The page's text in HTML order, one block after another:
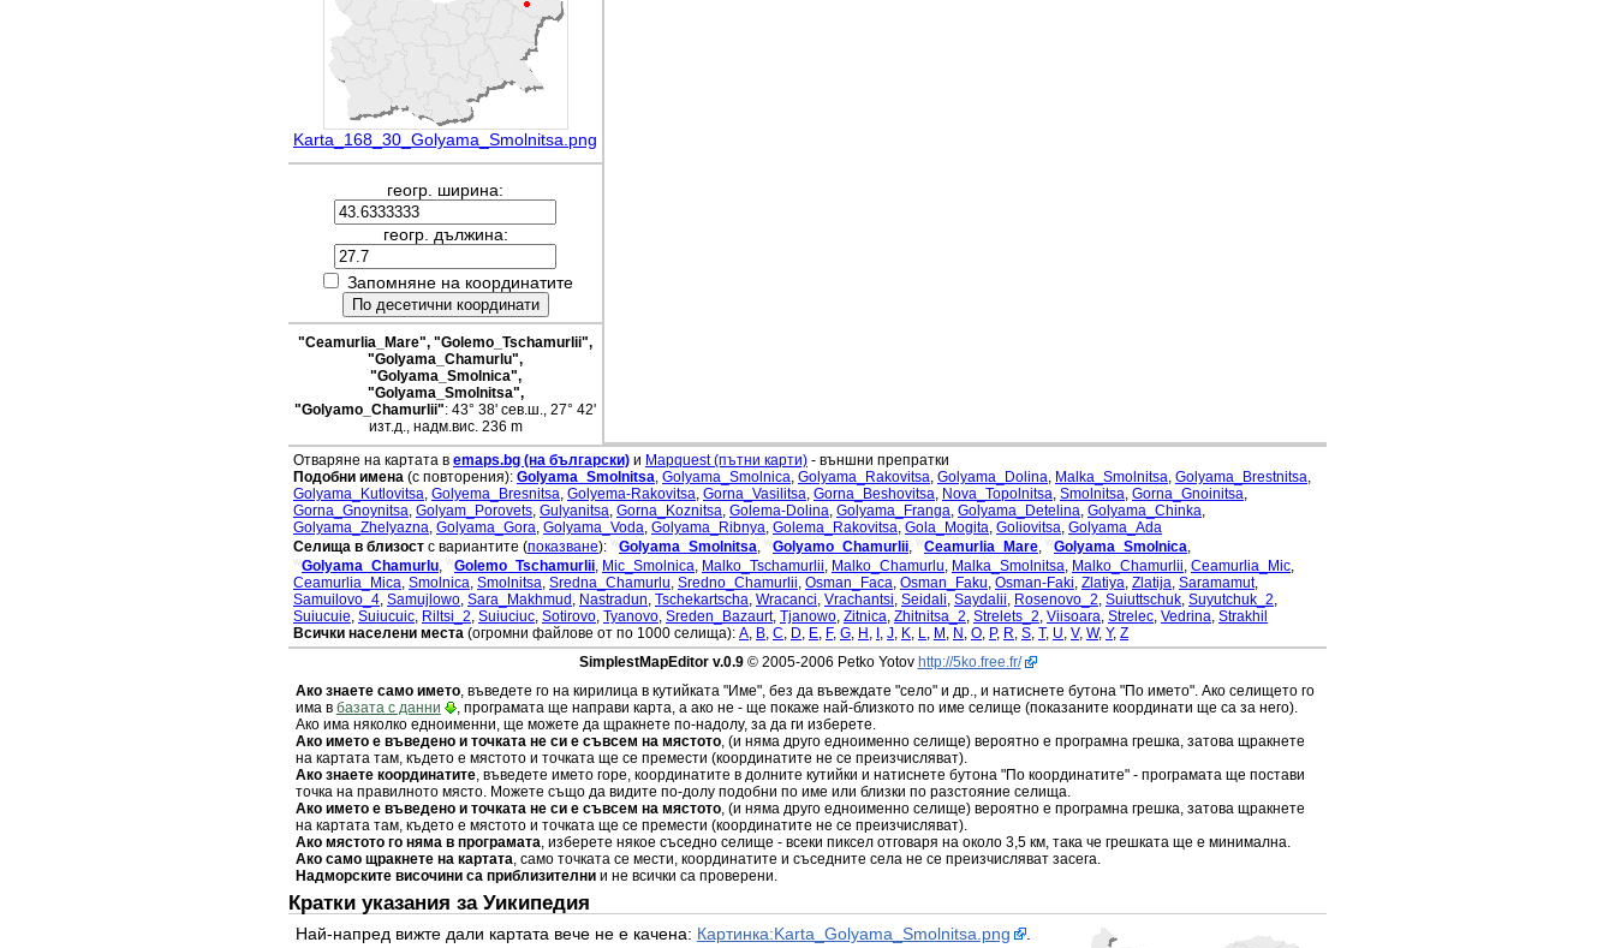
Karta_168_30_Golyama_Smolnitsa.png
геогр. ширина:
геогр. дължина:
Запомняне на координатите
"Ceamurlia_Mare", "Golemo_Tschamurlii",
"Golyama_Chamurlu",
"Golyama_Smolnica",
"Golyama_Smolnitsa",
"Golyamo_Chamurlii": 43° 38' сев.ш., 27° 42'
изт.д., надм.вис. 236 m
Отваряне на картата в emaps.bg (на български) и Mapquest (пътни карти) - външни препратки
Подобни имена (с повторения): Golyama_Smolnitsa, Golyama_Smolnica, Golyama_Rakovitsa, Golyama_Dolina, Malka_Smolnitsa, Golyama_Brestnitsa,
Golyama_Kutlovitsa, Golyema_Bresnitsa, Golyema-Rakovitsa, Gorna_Vasilitsa, Gorna_Beshovitsa, Nova_Topolnitsa, Smolnitsa, Gorna_Gnoinitsa,
Gorna_Gnoynitsa, Golyam_Porovets, Gulyanitsa, Gorna_Koznitsa, Golema-Dolina, Golyama_Franga, Golyama_Detelina, Golyama_Chinka,
Golyama_Zhelyazna, Golyama_Gora, Golyama_Voda, Golyama_Ribnya, Golema_Rakovitsa, Gola_Mogita, Goliovitsa, Golyama_Ada
Селища в близост с вариантите (показване): wGolyama_Smolnitsa, wGolyamo_Chamurlii, wCeamurlia_Mare, wGolyama_Smolnica,
wGolyama_Chamurlu, wGolemo_Tschamurlii, Mic_Smolnica, Malko_Tschamurlii, Malko_Chamurlu, Malka_Smolnitsa, Malko_Chamurlii, Ceamurlia_Mic,
Ceamurlia_Mica, Smolnica, Smolnitsa, Sredna_Chamurlu, Sredno_Chamurlii, Osman_Faca, Osman_Faku, Osman-Faki, Zlatiya, Zlatija, Saramamut,
Samuilovo_4, Samujlowo, Sara_Makhmud , Nastradun, Tschekartscha, Wracanci, Vrachantsi, Seidali, Saydalii, Rosenovo_2, Suiuttschuk, Suyutchuk_2,
Suiucuie, Suiucuic, Riltsi_2, Suiuciuc, Sotirovo, Tyanovo, Sreden_Bazaurt, Tjanowo, Zitnica, Zhitnitsa_2, Strelets_2, Viisoara, Strelec, Vedrina, Strakhil
Всички населени места (огромни файлове от по 1000 селища): A, B, C, D, E, F, G, H , , J, K, L, M , N , O, P, R, S, T, U, V, W, Y, Z
SimplestMapEditor v.0.9© 2005-2006 Petko Yotov http://5ko.free.fr/
Ако знаете само името, въведете го на кирилица в кутийката "Име", без да въвеждате "село" и др., и натиснете бутона "По името". Ако селището го
има в базата с данни
, програмата ще направи карта, а ако не - ще покаже най-близкото по име селище (показаните координати ще са за него).
Ако има няколко едноименни, ще можете да щракнете по-надолу, за да ги изберете.
Ако името е въведено и точката не си е съвсем на мястото, (и няма друго едноименно селище) вероятно е програмна грешка, затова щракнете
на картата там, където е мястото и точката ще се премести (координатите не се преизчисляват).
Ако знаете координатите, въведете името горе, координатите в долните кутийки и натиснете бутона "По координатите" - програмата ще постави
точка на правилното място. Можете също да видите по-долу подобни по име или близки по разстояние селища.
Ако името е въведено и точката не си е съвсем на мястото, (и няма друго едноименно селище) вероятно е програмна грешка, затова щракнете
на картата там, където е мястото и точката ще се премести (координатите не се преизчисляват).
Ако мястото го няма в програмата , изберете някое съседно селище - всеки пиксел отговаря на около 3,5 км, така че грешката ще е минимална.
Ако само щракнете на картата , само точката се мести, координатите и съседните села не се преизчисляват засега.
Надморските височини са приблизителнии не всички са проверени.
Кратки указания за Уикипедия
Най-напред вижте дали картата вече не е качена: Картинка:Karta_Golyama_Smolnitsa.png
.